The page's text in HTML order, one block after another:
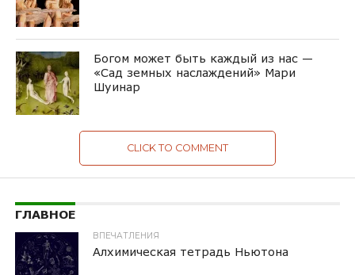
Богом может быть каждый из нас —
«Сад земных наслаждений» Мари
Шуинар
CLICK TO COMMENT
ГЛАВНОЕ
ВПЕЧАТЛЕНИЯ
Алхимическая тетрадь Ньютона